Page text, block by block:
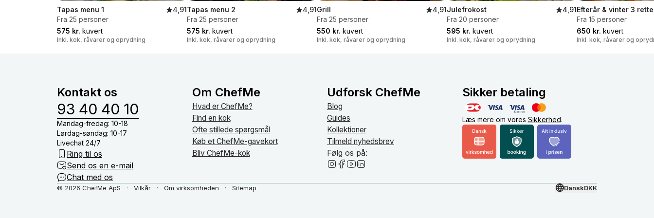
Tapas menu 1
4,91
Fra 25 personer
575 kr. kuvert
Inkl. kok, råvarer og oprydning
Tapas menu 2
4,91
Fra 25 personer
575 kr. kuvert
Inkl. kok, råvarer og oprydning
Grill
4,91
Fra 25 personer
550 kr. kuvert
Inkl. kok, råvarer og oprydning
Julefrokost
4,91
Fra 20 personer
595 kr. kuvert
Inkl. kok, råvarer og oprydning
Efterår & vinter 3
Fra 15 personer
650 kr. kuvert
Inkl. kok, råvarer og
Kontakt os
93 40 40 10
Mandag-fredag: 10-18
Lørdag-søndag: 10-17
Livechat 24/7
Ring til os
Send os en e-mail
Chat med os
Om ChefMe
Hvad er ChefMe?
Find en kok
Ofte stillede spørgsmål
Køb et ChefMe-gavekort
Bliv ChefMe-kok
Udforsk ChefMe
Blog
Guides
Kollektioner
Tilmeld nyhedsbrev
Følg os på:
Sikker betaling
Læs mere om vores Sikkerhed.
© 2026 ChefMe ApS Vilkår Om virksomheden Sitemap DanskDKK